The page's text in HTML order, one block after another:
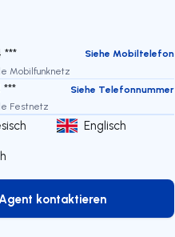
***
Siehe Mobiltelefon
Mobilfunknetz
***
Siehe Telefonnummer
Festnetz
Englisch
Agent kontaktieren
Agent kontaktieren